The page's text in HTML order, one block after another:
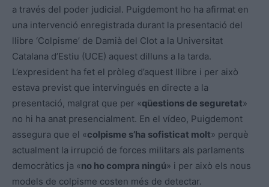
a través del poder judicial. Puigdemont ho ha afirmat en
una intervenció enregistrada durant la presentació del
llibre ‘Colpisme’ de Damià del Clot a la Universitat
Catalana d’Estiu (UCE) aquest dilluns a la tarda.
L’expresident ha fet el pròleg d’aquest llibre i per això
estava previst que intervingués en directe a la
presentació, malgrat que per «qüestions de seguretat»
no hi ha anat presencialment. En el vídeo, Puigdemont
assegura que el «colpisme s’ha sofisticat molt» perquè
actualment la irrupció de forces militars als parlaments
democràtics ja «no ho compra ningú» i per això els nous
models de colpisme costen més de detectar.